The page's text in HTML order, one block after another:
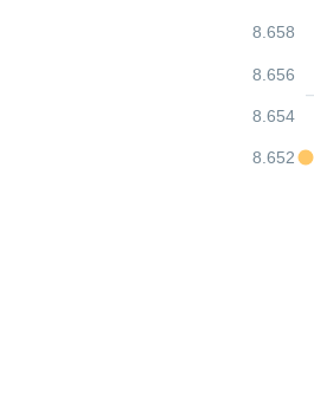
8.652
8.654
8.656
8.658